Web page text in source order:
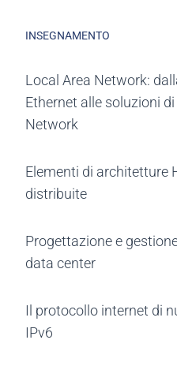
INSEGNAMENTO
Local Area Network:
Ethernet alle soluzioni
Network
Elementi di architetture
distribuite
Progettazione e
data center
Il protocollo internet di
IPv6